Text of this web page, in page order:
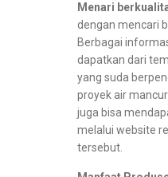
Menari
dengan mencari
Berbagai
dapatkan dari
yang suda
proyek air
juga bisa
melalui website
tersebut.